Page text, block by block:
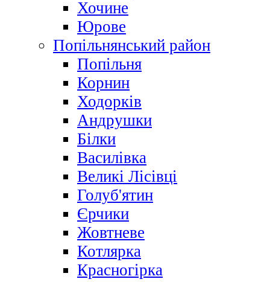
Хочине
Юрове
Попільнянський район
Попільня
Корнин
Ходорків
Андрушки
Білки
Василівка
Великі Лісівці
Голуб'ятин
Єрчики
Жовтневе
Котлярка
Красногірка